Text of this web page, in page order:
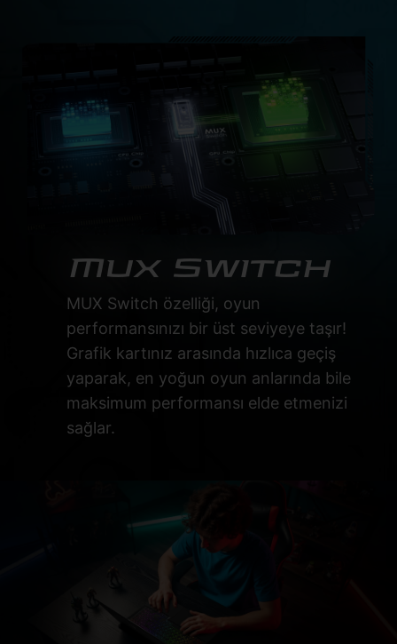
Mux Switch
MUX Switch özelliği, oyun
performansınızı bir üst seviyeye taşır!
Grafik kartınız arasında hızlıca geçiş
yaparak, en yoğun oyun anlarında bile
maksimum performansı elde etmenizi
sağlar.